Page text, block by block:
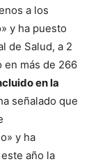
a los
y ha puesto
de Salud, a 2
en más de 266
en la
señalado que
y ha
año la